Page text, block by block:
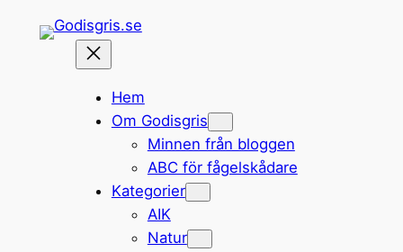
Hem
Om Godisgris
Minnen från bloggen
ABC för fågelskådare
Kategorier
AIK
Natur